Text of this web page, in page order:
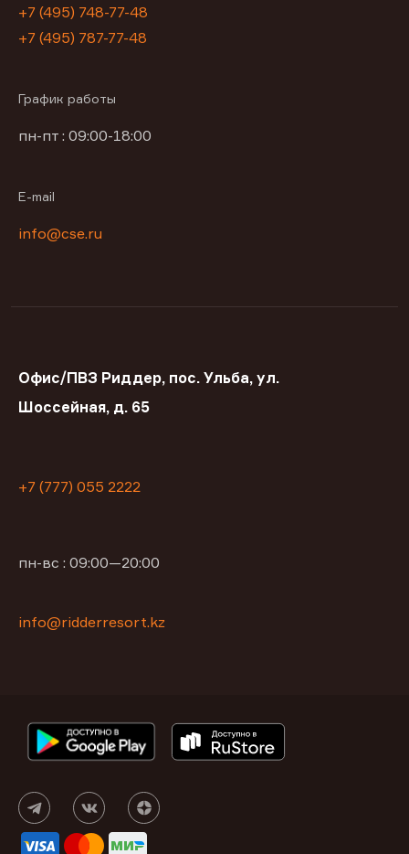
+7 (495) 748-77-48
+7 (495) 787-77-48
График работы
пн-пт : 09:00-18:00
E-mail
info@cse.ru
Офис/ПВЗ Риддер, пос. Ульба, ул.
Шоссейная, д. 65
+7 (777) 055 2222
пн-вс : 09:00—20:00
info@ridderresort.kz